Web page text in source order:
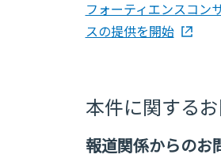
フォーティエンスコン
スの提供を開始
本件に関する
報道関係からのお